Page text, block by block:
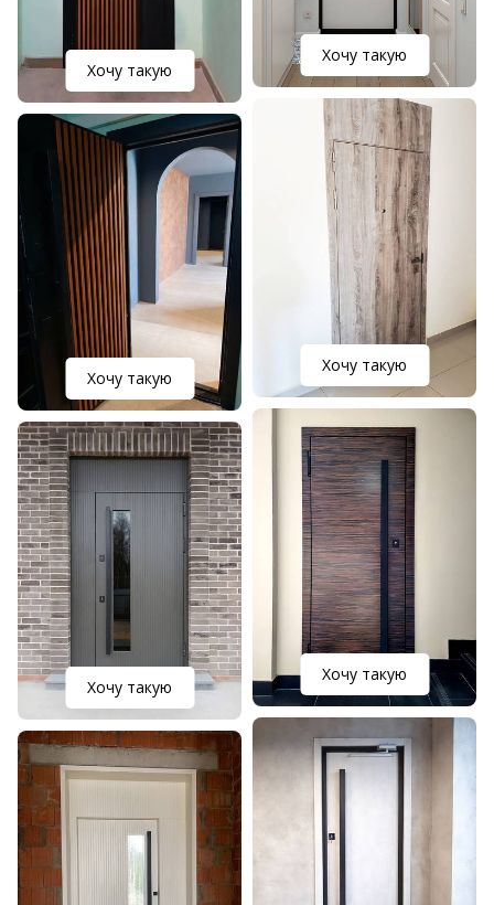
Хочу такую
Хочу такую
Хочу такую
Хочу такую
Хочу такую
Хочу такую